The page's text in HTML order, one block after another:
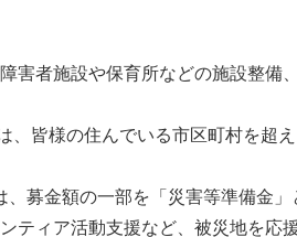
害者施設や保育所などの施設整備
、皆様の住んでいる市区町村を超
募金額の一部を「災害等準備金」
ティア活動支援など、被災地を応